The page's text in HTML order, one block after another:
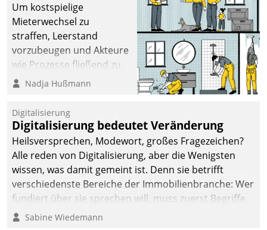
Um kostspielige
Mieterwechsel zu
straffen, Leerstand
vorzubeugen und Akteure
wie Prozesse fließend zu
vernetzen, nutzt die
Jahresbeginn eine
Überblick, Einsicht und
Eingriff bietende Lösung.
Zur Entwicklung setzte
man auf
Cloudtechnologie,
bewährte und Startup-
agile Projektmethoden.
Nadja Hußmann
Digitalisierung
Digitalisierung bedeutet Veränderung
Heilsversprechen, Modewort, großes Fragezeichen?
Alle reden von Digitalisierung, aber die Wenigsten
wissen, was damit gemeint ist. Denn sie betrifft
verschiedenste Bereiche der Immobilienbranche: Wer
fundiert über sie sprechen will, muss zuerst Begriffe
klären. Ein Aspekt ist die betriebliche Optimierung:
Sabine Wiedemann